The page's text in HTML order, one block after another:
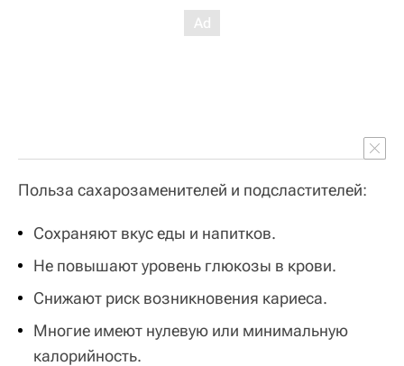
Польза сахарозаменителей и подсластителей:
Сохраняют вкус еды и напитков.
Не повышают уровень глюкозы в крови.
Снижают риск возникновения кариеса.
Многие имеют нулевую или минимальную
калорийность.